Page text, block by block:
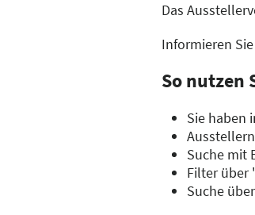
Das
Informieren
So nutzen
Sie haben
Suche mit
Filter über
Suche